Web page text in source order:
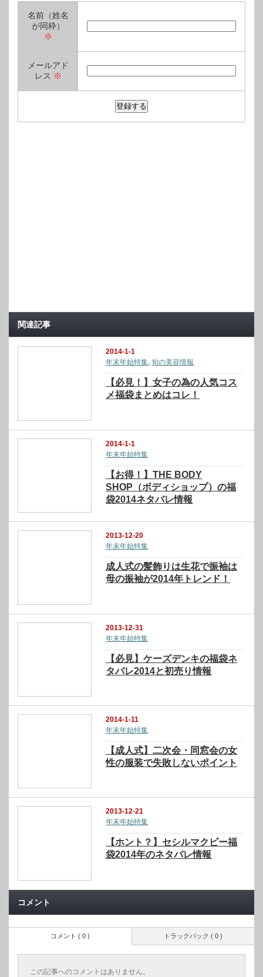
名前（姓名
が同枠）
※
メールアド
レス ※
関連記事
2014-1-1
年末年始特集,旬の美容情報
【必見！】女子の為の人気コス
メ福袋まとめはコレ！
2014-1-1
年末年始特集
【お得！】THE BODY
SHOP（ボディショップ）の福
袋2014ネタバレ情報
2013-12-20
年末年始特集
成人式の髪飾りは生花で振袖は
母の振袖が2014年トレンド！
2013-12-31
年末年始特集
【必見】ケーズデンキの福袋ネ
タバレ2014と初売り情報
2014-1-11
年末年始特集
【成人式】二次会・同窓会の女
性の服装で失敗しないポイント
2013-12-21
年末年始特集
【ホント？】セシルマクビー福
袋2014年のネタバレ情報
コメント
トラックバック ( 0 )
コメント ( 0 )
この記事へのコメントはありません。